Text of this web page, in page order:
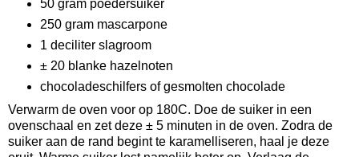
50 gram poedersuiker
250 gram mascarpone
1 deciliter slagroom
± 20 blanke hazelnoten
chocoladeschilfers of gesmolten chocolade
Verwarm de oven voor op 180C. Doe de suiker in een
ovenschaal en zet deze ± 5 minuten in de oven. Zodra de
suiker aan de rand begint te karamelliseren, haal je deze